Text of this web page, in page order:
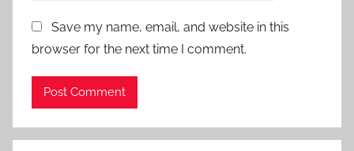
Save my name, email, and website in this
browser for the next time I comment.